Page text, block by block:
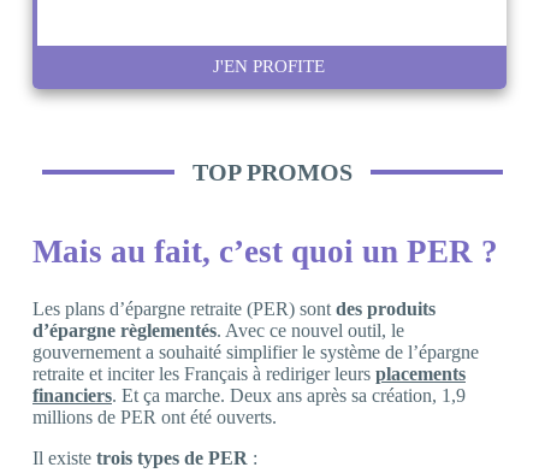
J'EN PROFITE
TOP PROMOS
Mais au fait, c’est quoi un PER ?
Les plans d’épargne retraite (PER) sont des produits
d’épargne règlementés. Avec ce nouvel outil, le
gouvernement a souhaité simplifier le système de l’épargne
retraite et inciter les Français à rediriger leurs placements
financiers. Et ça marche. Deux ans après sa création, 1,9
millions de PER ont été ouverts.
Il existe trois types de PER :